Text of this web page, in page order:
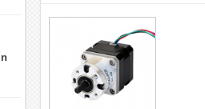
interessieren